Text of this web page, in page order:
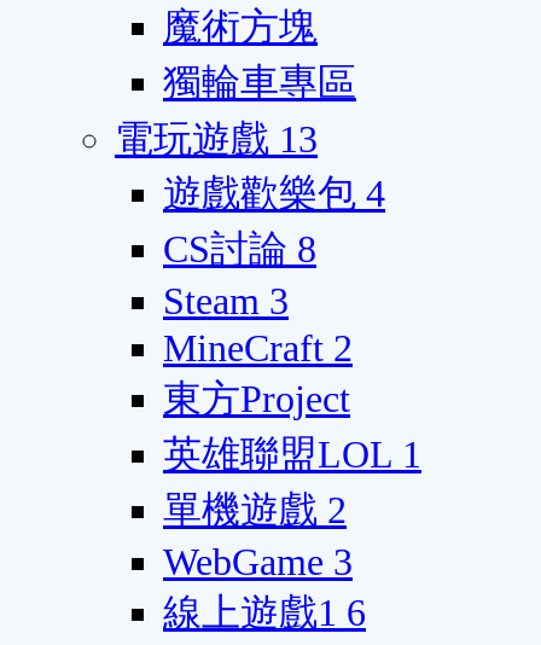
魔術方塊
獨輪車專區
電玩遊戲 13
遊戲歡樂包 4
CS討論 8
Steam 3
MineCraft 2
東方Project
英雄聯盟LOL 1
單機遊戲 2
WebGame 3
線上遊戲1 6